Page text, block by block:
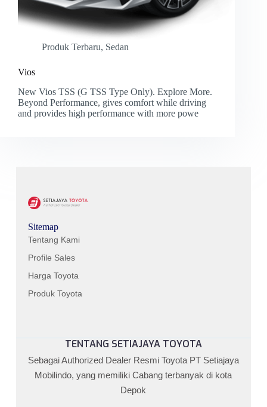
Produk Terbaru, Sedan
Vios
New Vios TSS (G TSS Type Only). Explore More.
Beyond Performance, gives comfort while driving
and provides high performance with more powe
Sitemap
Tentang Kami
Profile Sales
Harga Toyota
Produk Toyota
TENTANG SETIAJAYA TOYOTA
Sebagai Authorized Dealer Resmi Toyota PT Setiajaya
Mobilindo, yang memiliki Cabang terbanyak di kota
Depok